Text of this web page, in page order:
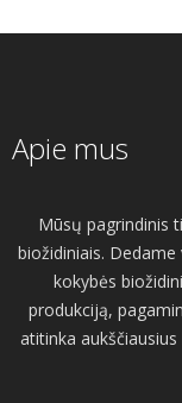
Apie mus
Mūsų pagrindinis
biožidiniais. Dedame
kokybės
produkciją,
atitinka